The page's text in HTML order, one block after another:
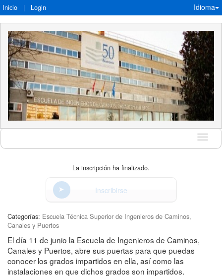
Inicio | Login Idioma
Idioma
La inscripción ha finalizado.
Inscribirse
Categorías: Escuela Técnica Superior de Ingenieros de Caminos,
Canales y Puertos
El día 11 de junio la Escuela de Ingenieros de Caminos,
Canales y Puertos, abre sus puertas para que puedas
conocer los grados impartidos en ella, así como las
instalaciones en que dichos grados son impartidos.